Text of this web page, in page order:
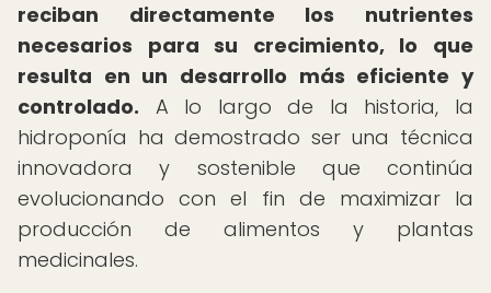
reciban directamente los nutrientes
necesarios para su crecimiento, lo que
resulta en un desarrollo más eficiente y
controlado. A lo largo de la historia, la
hidroponía ha demostrado ser una técnica
innovadora y sostenible que continúa
evolucionando con el fin de maximizar la
producción de alimentos y plantas
medicinales.